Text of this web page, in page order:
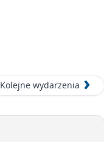
Kolejne wydarzenia